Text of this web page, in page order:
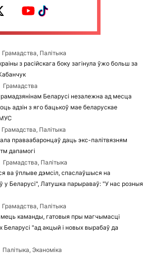
Грамадства, Палітыка
з расійскага боку загінула ўжо больш за
Грамадства
Беларусі незалежна ад месца
адзін з яго бацькоў мае беларускае
Грамадства, Палітыка
праваабаронцаў даць экс-палітвязням
дапамогі
Грамадства, Палітыка
ва ўплыве дэмсіл, спаслаўшыся на
у Беларусі", Латушка парыраваў: "У нас розныя
Грамадства, Палітыка
каманды, гатовыя пры магчымасці
Беларусі "ад акцый і новых вырабаў да
Палітыка, Эканоміка